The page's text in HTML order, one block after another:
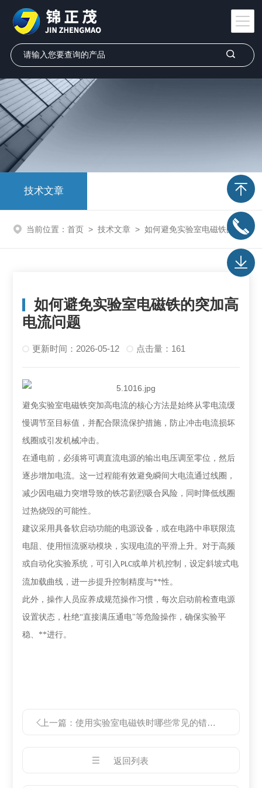
技术文章
当前位置： 首页 > 技术文章 > 如何避免实验室电磁铁的突加高电流问题
如何避免实验室电磁铁的突加高
电流问题
更新时间：2026-05-12 点击量：161
避免实验室电磁铁突加高电流的核心方法是始终从零电流缓
慢调节至目标值‌，并配合限流保护措施，防止冲击电流损坏
线圈或引发机械冲击。
在通电前，必须将可调直流电源的输出电压调至零位，然后
逐步增加电流。这一过程能有效避免瞬间大电流通过线圈，
减少因电磁力突增导致的铁芯剧烈吸合风险，同时降低线圈
过热烧毁的可能性。
建议采用具备‌软启动功能‌的电源设备，或在电路中串联限流
电阻、使用恒流驱动模块，实现电流的平滑上升。对于高频
或自动化实验系统，可引入 PLC或单片机控制，设定斜坡式电
流加载曲线，进一步提升控制精度与**性。
此外，操作人员应养成规范操作习惯，每次启动前检查电源
设置状态，杜绝“直接满压通电"等危险操作，确保实验平
稳、**进行。
上一篇：使用实验室电磁铁时哪些常见的错误要避免
返回列表